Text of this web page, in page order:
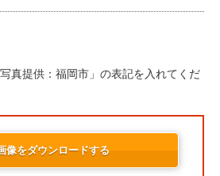
真提供：福岡市」の表記を入れてくだ
像をダウンロードする